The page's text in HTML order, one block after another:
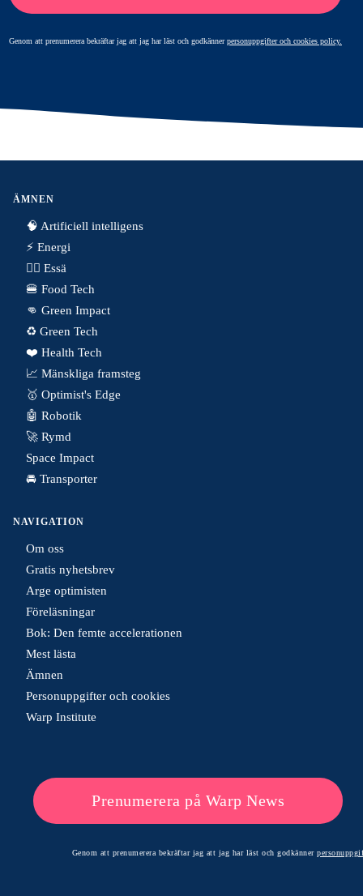
Genom att prenumerera bekräftar jag att jag har läst och godkännerpersonuppgifter och cookies policy.
ÄMNEN
🧠 Artificiell intelligens
⚡️ Energi
✍🏼 Essä
🍔 Food Tech
👊 Green Impact
♻️ Green Tech
❤️ Health Tech
📈 Mänskliga framsteg
🥇 Optimist's Edge
🤖 Robotik
🚀 Rymd
Space Impact
🚘 Transporter
NAVIGATION
Om oss
Gratis nyhetsbrev
Arge optimisten
Föreläsningar
Bok: Den femte accelerationen
Mest lästa
Ämnen
Personuppgifter och cookies
Warp Institute
Prenumerera på Warp News
Genom att prenumerera bekräftar jag att jag har läst och godkänner